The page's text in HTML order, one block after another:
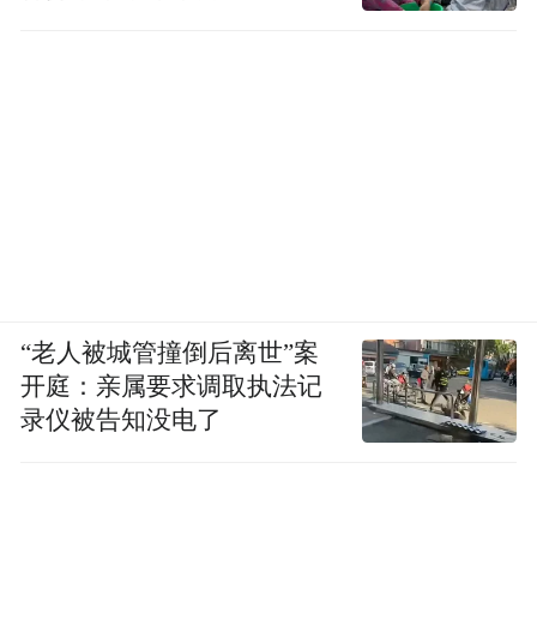
而这并不是孤例，不少生物学网友都反映，
Fable压根难以使用。
“老人被城管撞倒后离世”案
开庭：亲属要求调取执法记
录仪被告知没电了